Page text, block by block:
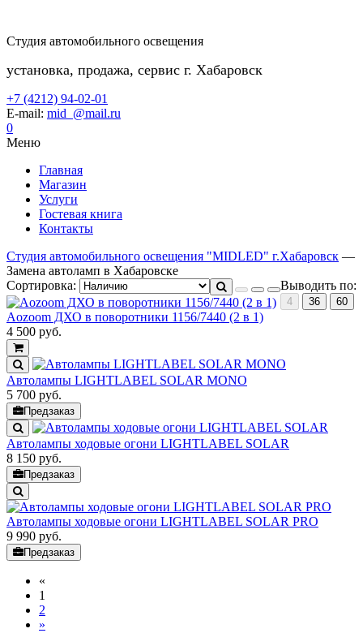
Студия автомобильного освещения
установка, продажа, сервис г. Хабаровск
+7 (4212) 94-02-01
E-mail: mid_@mail.ru
0
Меню
Главная
Магазин
Услуги
Гостевая книга
Контакты
Студия автомобильного освещения "MIDLED" г.Хабаровск —
Замена автоламп в Хабаровске
Сортировка:
Выводить по:
4 36 60
Aozoom ДХО в поворотники 1156/7440 (2 в 1)
4 500 руб.
Автолампы LIGHTLABEL SOLAR MONO
5 700 руб.
Предзаказ
Автолампы ходовые огони LIGHTLABEL SOLAR
8 150 руб.
Предзаказ
Автолампы ходовые огони LIGHTLABEL SOLAR PRO
9 990 руб.
Предзаказ
«
1
2
»